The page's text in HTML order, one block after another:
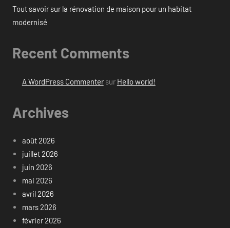
Tout savoir sur la rénovation de maison pour un habitat
modernisé
Recent Comments
A WordPress Commentersur Hello world!
Archives
août 2026
juillet 2026
juin 2026
mai 2026
avril 2026
mars 2026
février 2026